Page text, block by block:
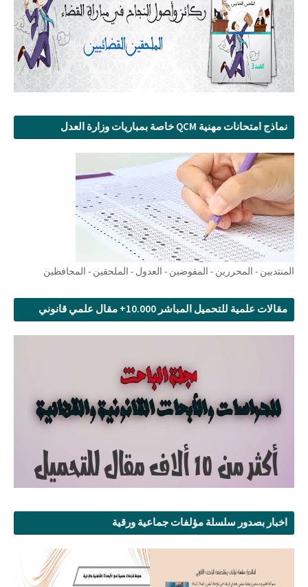
نماذج امتحانات مهنية QCM خاصة بمباريات وزارة العدل
المنتدبين - المحررين - المفوضين - العدول - الملحقين - المحافظين
مقالات علمية للتحميل المباشر 10.000+ مقال علمي قانوني
اخبار بصدور سلسلة مؤلفات جماعية ورقية